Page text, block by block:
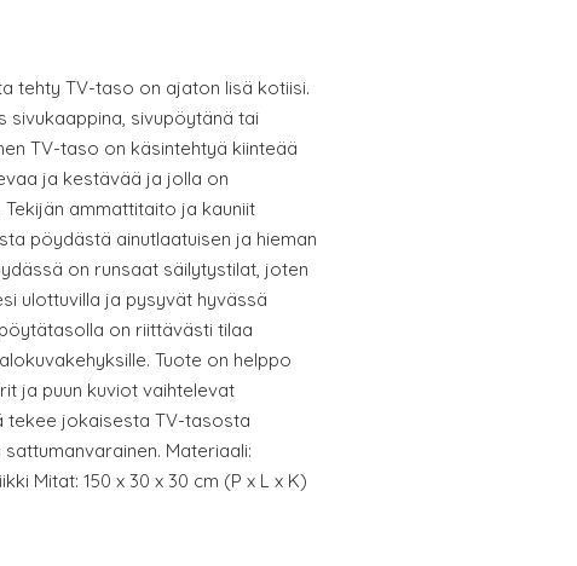
tehty TV-taso on ajaton lisä kotiisi.
sivukaappina, sivupöytänä tai
TV-taso on käsintehtyä kiinteää
ja kestävää ja jolla on
Tekijän ammattitaito ja kauniit
pöydästä ainutlaatuisen ja hieman
on runsaat säilytystilat, joten
ulottuvilla ja pysyvät hyvässä
on riittävästi tilaa
Tuote on helppo
ja puun kuviot vaihtelevat
tekee jokaisesta TV-tasosta
Materiaali:
Mitat: 150 x 30 x 30 cm (P x L x K)